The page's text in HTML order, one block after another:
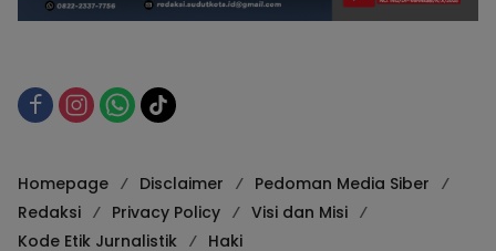
Homepage Disclaimer
Pedoman Media Siber
Redaksi
Privacy Policy
Visi dan Misi
Kode Etik Jurnalistik
Haki